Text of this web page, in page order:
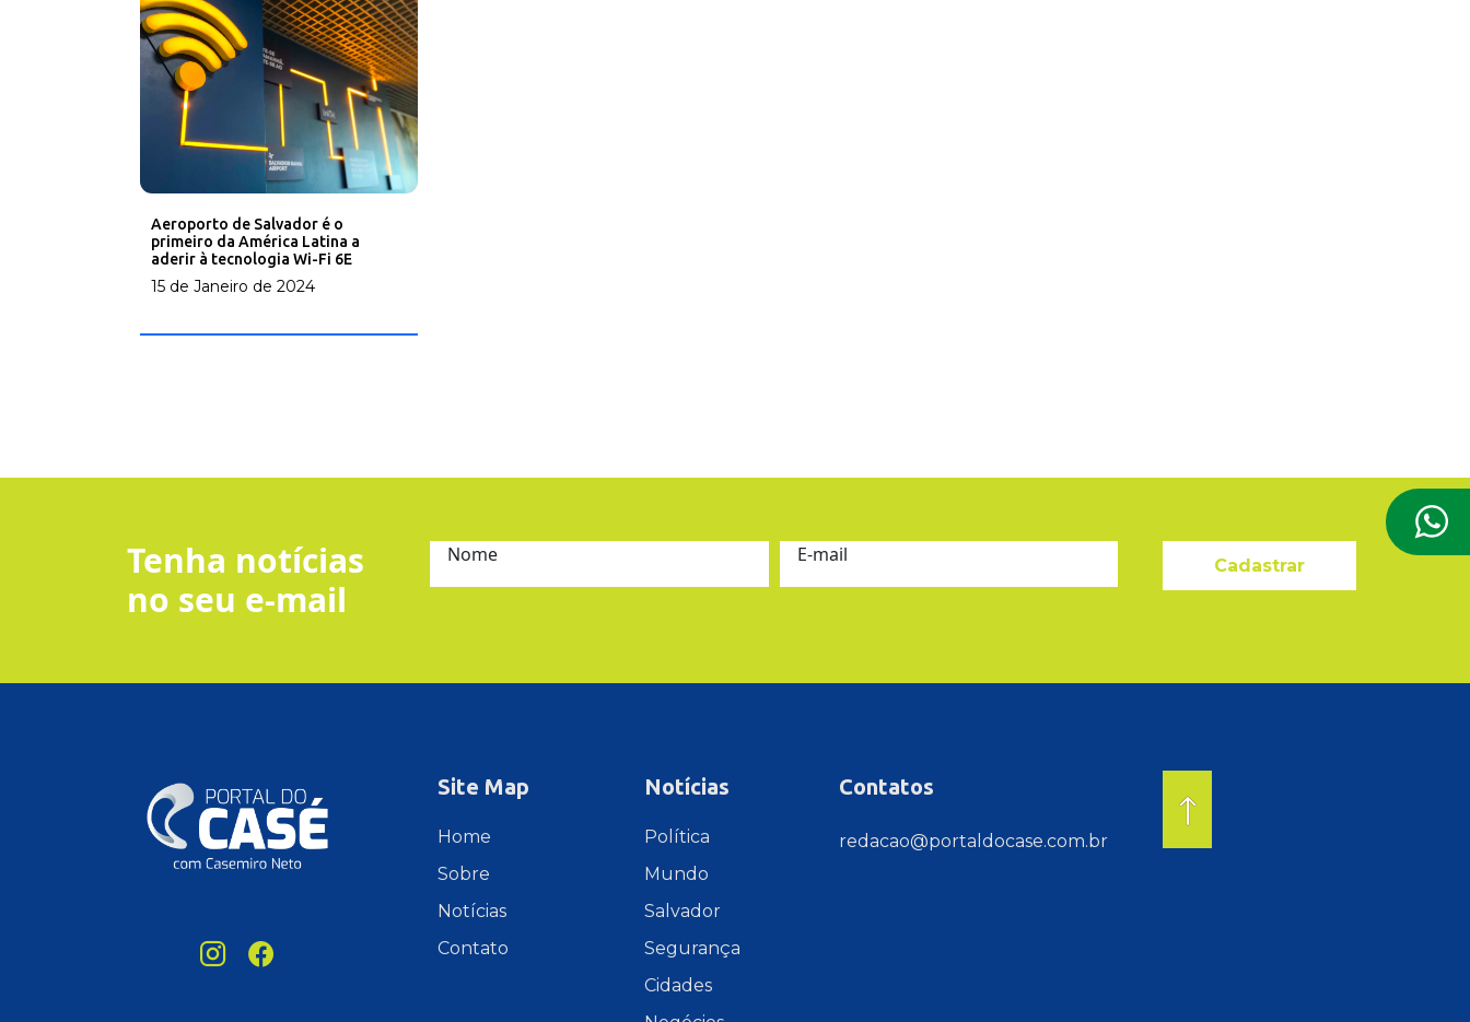
Aeroporto de Salvador é o
primeiro da América Latina a
aderir à tecnologia Wi-Fi 6E
15 de Janeiro de 2024
Tenha notícias
no seu e-mail
Nome E-mail Cadastrar
Site Map
Home
Sobre
Notícias
Contato
Notícias
Política
Mundo
Salvador
Segurança
Cidades
Contatos
redacao@portaldocase.com.br